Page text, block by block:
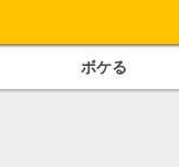
ボケる